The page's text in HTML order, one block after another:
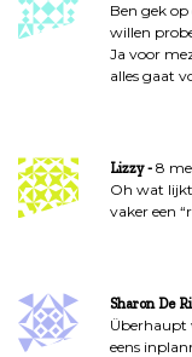
Ben gek
willen
Ja voor
alles gaat
Lizzy
8
Oh wat
vaker een
Sharon De
Überhaupt
eens